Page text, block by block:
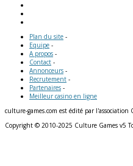
Plan du site -
Equipe -
A propos -
Contact -
Annonceurs -
Recrutement -
Partenaires -
Meilleur casino en ligne
culture-games.com est édité par l'association
Copyright © 2010-2025 Culture Games v5